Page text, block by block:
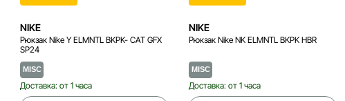
NIKE
Рюкзак Nike Y ELMNTL BKPK- CAT GFX
SP24
MISC
Доставка: от 1 часа
NIKE
Рюкзак Nike NK ELMNTL BKPK HBR
MISC
Доставка: от 1 часа